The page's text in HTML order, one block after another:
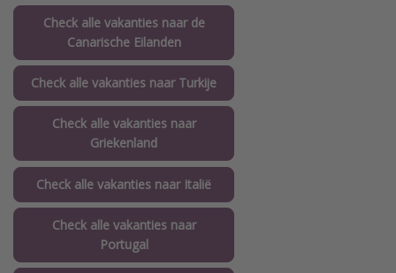
Check alle vakanties naar de
Canarische Eilanden
Check alle vakanties naar Turkije
Check alle vakanties naar
Griekenland
Check alle vakanties naar Italië
Check alle vakanties naar
Portugal